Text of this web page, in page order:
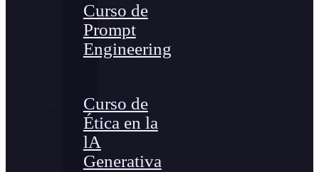
Curso de
Prompt
Engineering
Curso de
Ética en la
lA
Generativa